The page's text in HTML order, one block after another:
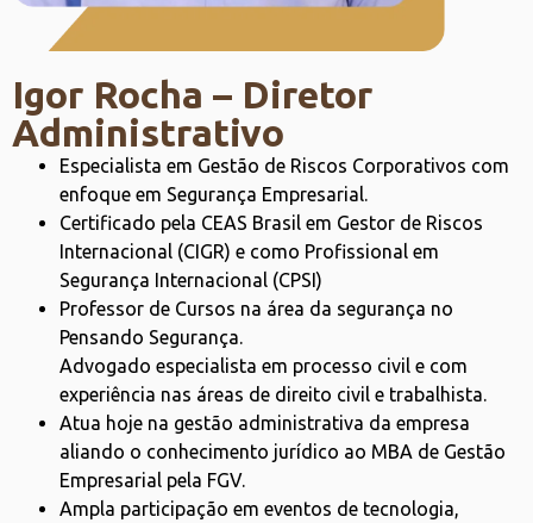
Igor Rocha – Diretor
Administrativo
Especialista em Gestão de Riscos Corporativos com
enfoque em Segurança Empresarial.
Certificado pela CEAS Brasil em Gestor de Riscos
Internacional (CIGR) e como Profissional em
Segurança Internacional (CPSI)
Professor de Cursos na área da segurança no
Pensando Segurança.
Advogado especialista em processo civil e com
experiência nas áreas de direito civil e trabalhista.
Atua hoje na gestão administrativa da empresa
aliando o conhecimento jurídico ao MBA de Gestão
Empresarial pela FGV.
Ampla participação em eventos de tecnologia,